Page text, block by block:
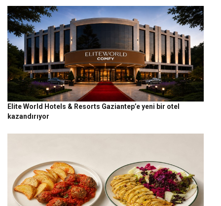
Elite World Hotels & Resorts Gaziantep’e yeni bir otel
kazandırıyor